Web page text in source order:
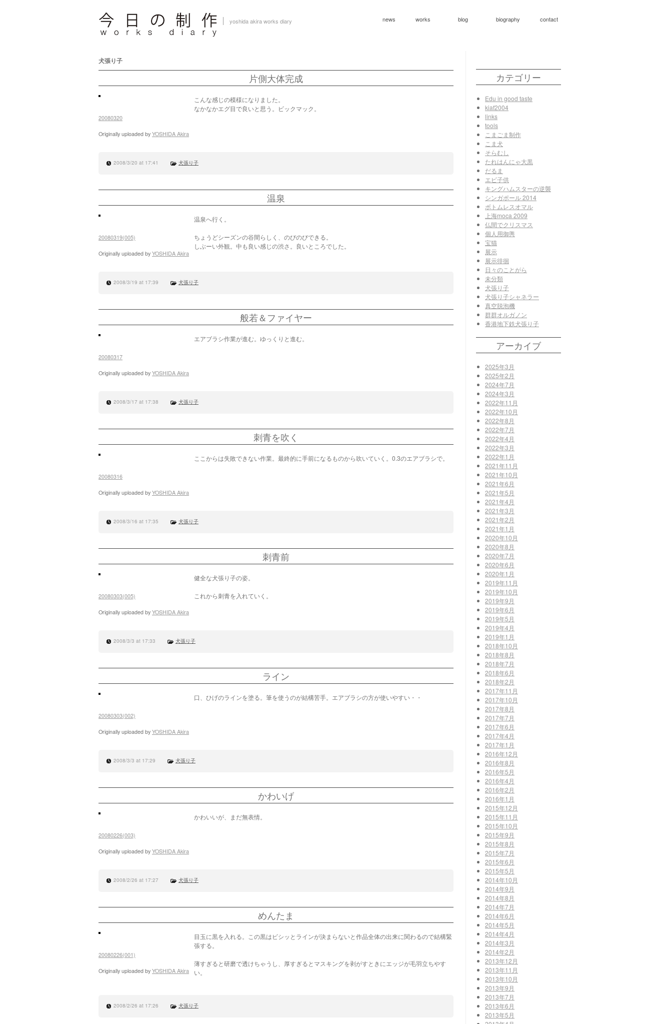
yoshida akira works diary news works blog biography contact
犬張り子
片側大体完成
20080320
Originally uploaded by YOSHIDA Akira
こんな感じの模様になりました。
なかなかエグ目で良いと思う。ビックマック。
2008/3/20 at 17:41 犬張り子
温泉
20080319(005)
Originally uploaded by YOSHIDA Akira
温泉へ行く。
ちょうどシーズンの谷間らしく、のびのびできる。
しぶーい外観。中も良い感じの渋さ。良いところでした。
2008/3/19 at 17:39 犬張り子
般若＆ファイヤー
20080317
Originally uploaded by YOSHIDA Akira
エアブラシ作業が進む。ゆっくりと進む。
2008/3/17 at 17:38 犬張り子
刺青を吹く
20080316
Originally uploaded by YOSHIDA Akira
ここからは失敗できない作業。最終的に手前になるものから吹いていく。0.3のエアブラシで。
2008/3/16 at 17:35 犬張り子
刺青前
20080303(005)
Originally uploaded by YOSHIDA Akira
健全な犬張り子の姿。
これから刺青を入れていく。
2008/3/3 at 17:33 犬張り子
ライン
20080303(002)
Originally uploaded by YOSHIDA Akira
口、ひげのラインを塗る。筆を使うのが結構苦手。エアブラシの方が使いやすい・・
2008/3/3 at 17:29 犬張り子
かわいげ
20080226(003)
Originally uploaded by YOSHIDA Akira
かわいいが、まだ無表情。
2008/2/26 at 17:27 犬張り子
めんたま
20080226(001)
Originally uploaded by YOSHIDA Akira
目玉に黒を入れる。この黒はビシッとラインが決まらないと作品全体の出来に関わるので結構緊
張する。
薄すぎると研磨で透けちゃうし、厚すぎるとマスキングを剥がすときにエッジが毛羽立ちやす
い。
2008/2/26 at 17:26 犬張り子
カテゴリー
Edu in good taste
kiaf2004
links
tools
こまごま制作
こま犬
そらむし
たれはんにゃ大黒
だるま
エビ子供
キングハムスターの逆襲
シンガポール 2014
ボトムレスオマル
上海moca 2009
仏間でクリスマス
個人用御輿
宝猫
展示
展示徘徊
日々のことがら
未分類
犬張り子
犬張り子シャネラー
真空脱泡機
群群オルガノン
香港地下鉄犬張り子
アーカイブ
2025年3月
2025年2月
2024年7月
2024年3月
2022年11月
2022年10月
2022年8月
2022年7月
2022年4月
2022年3月
2022年1月
2021年11月
2021年10月
2021年6月
2021年5月
2021年4月
2021年3月
2021年2月
2021年1月
2020年10月
2020年8月
2020年7月
2020年6月
2020年1月
2019年11月
2019年10月
2019年9月
2019年6月
2019年5月
2019年4月
2019年1月
2018年10月
2018年8月
2018年7月
2018年6月
2018年2月
2017年11月
2017年10月
2017年8月
2017年7月
2017年6月
2017年4月
2017年1月
2016年12月
2016年8月
2016年5月
2016年4月
2016年2月
2016年1月
2015年12月
2015年11月
2015年10月
2015年9月
2015年8月
2015年7月
2015年6月
2015年5月
2014年10月
2014年9月
2014年8月
2014年7月
2014年6月
2014年5月
2014年4月
2014年3月
2014年2月
2013年12月
2013年11月
2013年10月
2013年9月
2013年7月
2013年6月
2013年5月